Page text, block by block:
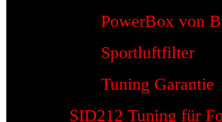
PowerBox von
Sportluftfilter
Tuning Garantie
SID212 Tuning für